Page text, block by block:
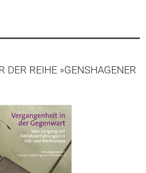
DER REIHE »GENSHAGENER